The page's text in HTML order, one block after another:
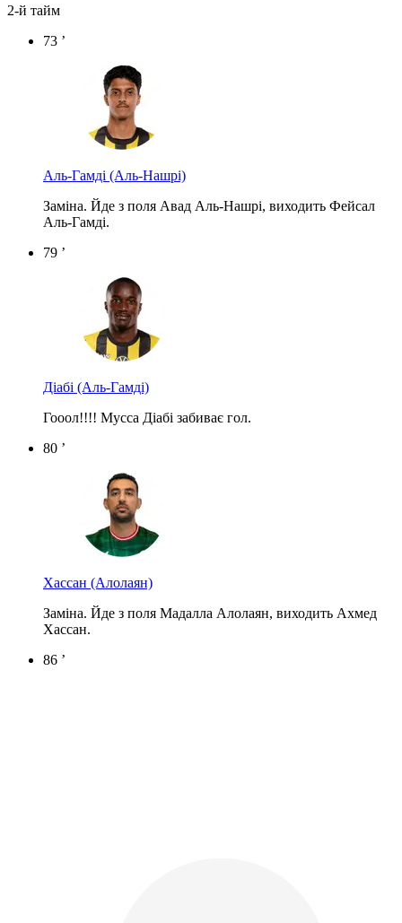
2-й тайм
73 ’
Аль-Гамді (Аль-Нашрі)
Заміна. Йде з поля Авад Аль-Нашрі, виходить Фейсал
Аль-Гамді.
79 ’
Діабі (Аль-Гамді)
Гооол!!!! Мусса Діабі забиває гол.
80 ’
Хассан (Алолаян)
Заміна. Йде з поля Мадалла Алолаян, виходить Ахмед
Хассан.
86 ’